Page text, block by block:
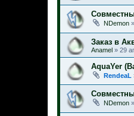
NDemon »
Заказ в
Anamel » 29
AquaYer
RendeaL
NDemon »